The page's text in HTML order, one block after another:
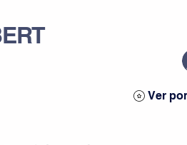
Ver